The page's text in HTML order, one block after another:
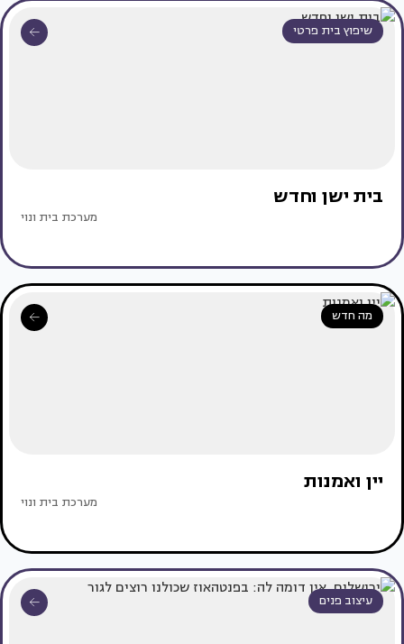
שיפוץ בית פרטי
בית ישן וחדש
מערכת בית ונוי
מה חדש
יין ואמנות
מערכת בית ונוי
עיצוב פנים